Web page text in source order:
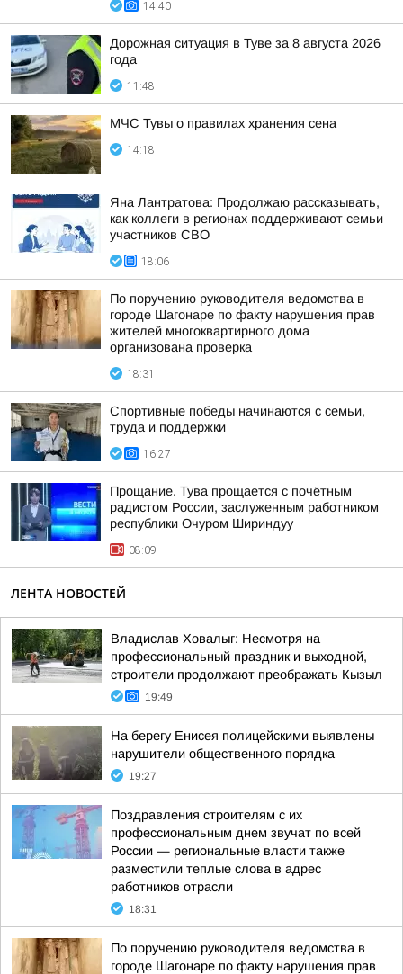
14:40
Дорожная ситуация в Туве за 8 августа 2026
года
11:48
МЧС Тувы о правилах хранения сена
14:18
Яна Лантратова: Продолжаю рассказывать,
как коллеги в регионах поддерживают семьи
участников СВО
18:06
По поручению руководителя ведомства в
городе Шагонаре по факту нарушения прав
жителей многоквартирного дома
организована проверка
18:31
Спортивные победы начинаются с семьи,
труда и поддержки
16:27
Прощание. Тува прощается с почётным
радистом России, заслуженным работником
республики Очуром Шириндуу
08:09
ЛЕНТА НОВОСТЕЙ
Владислав Ховалыг: Несмотря на
профессиональный праздник и выходной,
строители продолжают преображать Кызыл
19:49
На берегу Енисея полицейскими выявлены
нарушители общественного порядка
19:27
Поздравления строителям с их
профессиональным днем звучат по всей
России — региональные власти также
разместили теплые слова в адрес
работников отрасли
18:31
По поручению руководителя ведомства в
городе Шагонаре по факту нарушения прав